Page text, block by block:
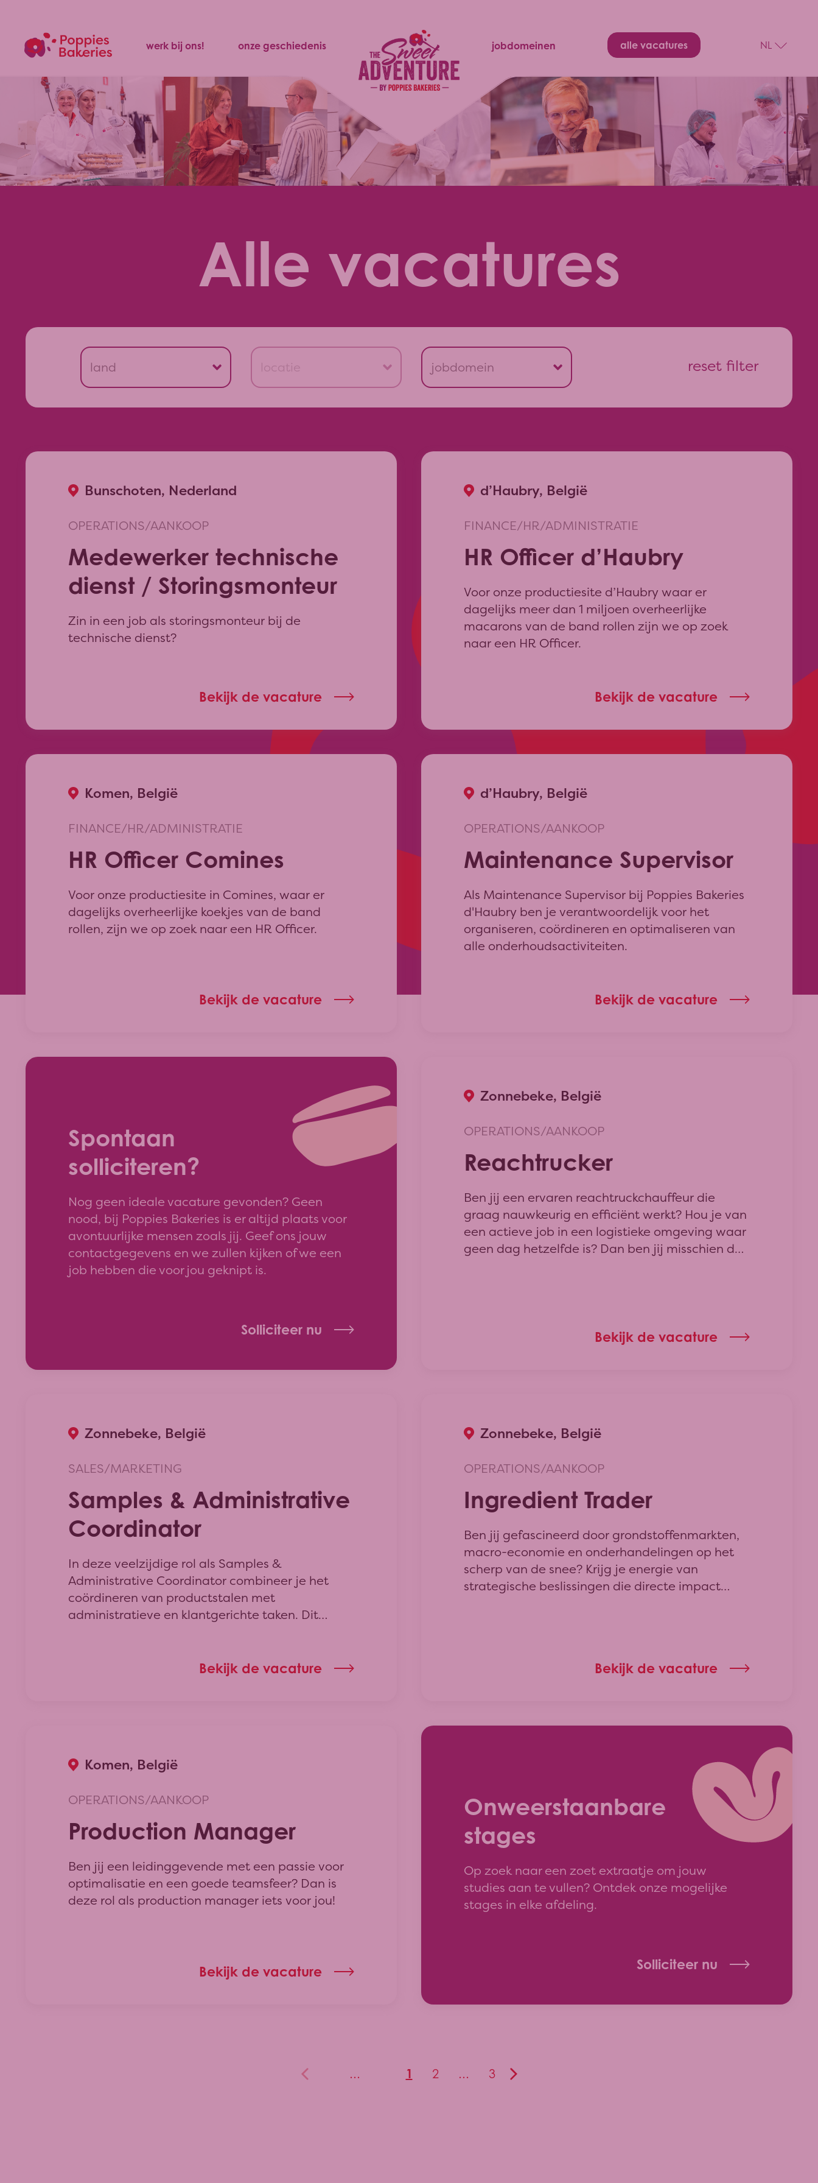
werk bij ons! onze geschiedenis jobdomeinen alle vacatures NL
Alle vacatures
land
Frankrijk
locatie
Komen
Bunschoten
Battleboro
Ekeby
jobdomein
Sales/Marketing
Finance/HR/Administratie
Management
reset filter
Bunschoten, Nederland
OPERATIONS/AANKOOP
Medewerker technische
dienst / Storingsmonteur
Zin in een job als storingsmonteur bij de
technische dienst?
Bekijk de vacature
d’Haubry, België
FINANCE/HR/ADMINISTRATIE
HR Officer d’Haubry
Voor onze productiesite d’Haubry waar er
dagelijks meer dan 1 miljoen overheerlijke
macarons van de band rollen zijn we op zoek
naar een HR Officer.
Bekijk de vacature
Komen, België
FINANCE/HR/ADMINISTRATIE
HR Officer Comines
Voor onze productiesite in Comines, waar er
dagelijks overheerlijke koekjes van de band
rollen, zijn we op zoek naar een HR Officer.
Bekijk de vacature
d’Haubry, België
OPERATIONS/AANKOOP
Maintenance Supervisor
Als Maintenance Supervisor bij Poppies Bakeries
d'Haubry ben je verantwoordelijk voor het
organiseren, coördineren en optimaliseren van
alle onderhoudsactiviteiten.
Bekijk de vacature
Spontaan
solliciteren?
Nog geen ideale vacature gevonden? Geen
nood, bij Poppies Bakeries is er altijd plaats voor
avontuurlijke mensen zoals jij. Geef ons jouw
contactgegevens en we zullen kijken of we een
job hebben die voor jou geknipt is.
Solliciteer nu
Zonnebeke, België
OPERATIONS/AANKOOP
Reachtrucker
Ben jij een ervaren reachtruckchauffeur die
graag nauwkeurig en efficiënt werkt? Hou je van
een actieve job in een logistieke omgeving waar
geen dag hetzelfde is? Dan ben jij misschien de
Bekijk de vacature
Zonnebeke, België
SALES/MARKETING
Samples & Administrative
Coordinator
In deze veelzijdige rol als Samples &
Administrative Coordinator combineer je het
coördineren van productstalen met
administratieve en klantgerichte taken. Dit
Verder zorg je voor een vlotte verkoop van de
Bekijk de vacature
Zonnebeke, België
OPERATIONS/AANKOOP
Ingredient Trader
Ben jij gefascineerd door grondstoffenmarkten,
macro-economie en onderhandelingen op het
scherp van de snee? Krijg je energie van
strategische beslissingen die directe impact
Bekijk de vacature
Komen, België
OPERATIONS/AANKOOP
Production Manager
Ben jij een leidinggevende met een passie voor
optimalisatie en een goede teamsfeer? Dan is
deze rol als production manager iets voor jou!
Bekijk de vacature
Onweerstaanbare
stages
Op zoek naar een zoet extraatje om jouw
studies aan te vullen? Ontdek onze mogelijke
stages in elke afdeling.
Solliciteer nu
... 1 2 ... 3